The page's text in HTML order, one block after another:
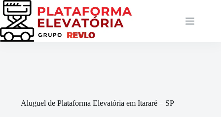
Pular
para
conteúdo
Aluguel de Plataforma Elevatória em Itararé – SP